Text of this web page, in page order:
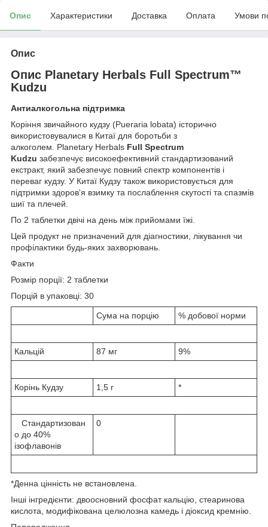
Опис Характеристики Доставка Оплата Умови
Опис
Опис Planetary Herbals Full Spectrum™
Kudzu
Антиалкогольна підтримка
Коріння звичайного кудзу (Pueraria lobata) історично
використовувалися в Китаї для боротьби з
алкоголем. Planetary Herbals Full Spectrum
Kudzu забезпечує високоефективний стандартизований
екстракт, який забезпечує повний спектр компонентів і
переваг кудзу. У Китаї Кудзу також використовується для
підтримки здоров'я взимку та послаблення скутості та спазмів
шиї та плечей.
По 2 таблетки двічі на день між прийомами їжі.
Цей продукт не призначений для діагностики, лікування чи
профілактики будь-яких захворювань.
Факти
Розмір порції: 2 таблетки
Порцій в упаковці: 30
Сума на порцію % добової норми
Кальцій 87 мг 9%
Корінь Кудзу 1,5 г *
Стандартизован
о до 40%
ізофлавонів
0
*Денна цінність не встановлена.
Інші інгредієнти: двоосновний фосфат кальцію, стеаринова
кислота, модифікована целюлозна камедь і діоксид кремнію.